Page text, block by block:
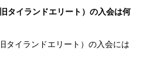
タイランドエリート）の入会は何
タイランドエリート）の入会には